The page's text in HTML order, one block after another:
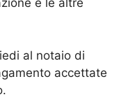
e le altre
al notaio di
accettate